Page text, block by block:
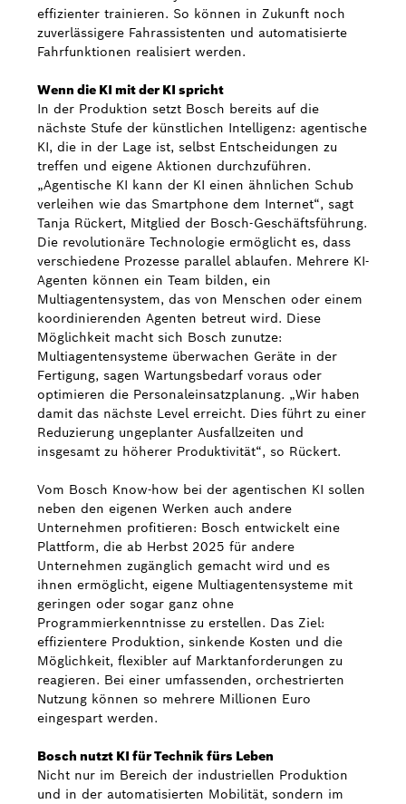
effizienter trainieren. So können in Zukunft noch
zuverlässigere Fahrassistenten und automatisierte
Fahrfunktionen realisiert werden.
Wenn die KI mit der KI spricht
In der Produktion setzt Bosch bereits auf die
nächste Stufe der künstlichen Intelligenz: agentische
KI, die in der Lage ist, selbst Entscheidungen zu
treffen und eigene Aktionen durchzuführen.
„Agentische KI kann der KI einen ähnlichen Schub
verleihen wie das Smartphone dem Internet“, sagt
Tanja Rückert, Mitglied der Bosch-Geschäftsführung.
Die revolutionäre Technologie ermöglicht es, dass
verschiedene Prozesse parallel ablaufen. Mehrere KI-
Agenten können ein Team bilden, ein
Multiagentensystem, das von Menschen oder einem
koordinierenden Agenten betreut wird. Diese
Möglichkeit macht sich Bosch zunutze:
Multiagentensysteme überwachen Geräte in der
Fertigung, sagen Wartungsbedarf voraus oder
optimieren die Personaleinsatzplanung. „Wir haben
damit das nächste Level erreicht. Dies führt zu einer
Reduzierung ungeplanter Ausfallzeiten und
insgesamt zu höherer Produktivität“, so Rückert.
Vom Bosch Know-how bei der agentischen KI sollen
neben den eigenen Werken auch andere
Unternehmen profitieren: Bosch entwickelt eine
Plattform, die ab Herbst 2025 für andere
Unternehmen zugänglich gemacht wird und es
ihnen ermöglicht, eigene Multiagentensysteme mit
geringen oder sogar ganz ohne
Programmierkenntnisse zu erstellen. Das Ziel:
effizientere Produktion, sinkende Kosten und die
Möglichkeit, flexibler auf Marktanforderungen zu
reagieren. Bei einer umfassenden, orchestrierten
Nutzung können so mehrere Millionen Euro
eingespart werden.
Bosch nutzt KI für Technik fürs Leben
Nicht nur im Bereich der industriellen Produktion
und in der automatisierten Mobilität, sondern im